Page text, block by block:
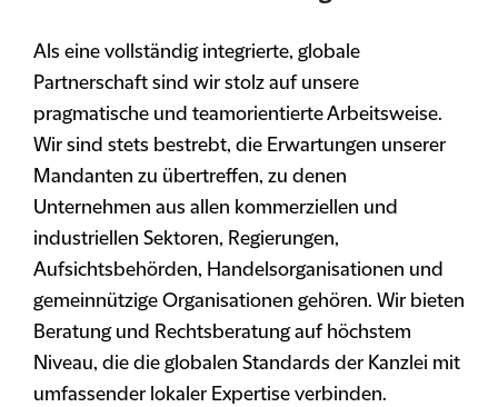
Als eine vollständig integrierte, globale
Partnerschaft sind wir stolz auf unsere
pragmatische und teamorientierte Arbeitsweise.
Wir sind stets bestrebt, die Erwartungen unserer
Mandanten zu übertreffen, zu denen
Unternehmen aus allen kommerziellen und
industriellen Sektoren, Regierungen,
Aufsichtsbehörden, Handelsorganisationen und
gemeinnützige Organisationen gehören. Wir bieten
Beratung und Rechtsberatung auf höchstem
Niveau, die die globalen Standards der Kanzlei mit
umfassender lokaler Expertise verbinden.